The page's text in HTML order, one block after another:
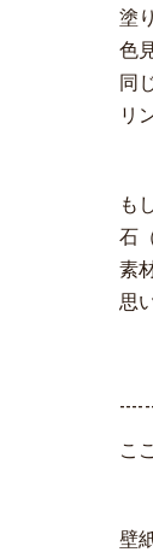
塗
色
同
リ
も
石
素
思
こ
壁